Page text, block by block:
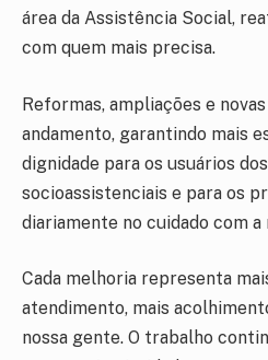
área da Assistência Social,
com quem mais precisa.
Reformas, ampliações e
andamento, garantindo mais
dignidade para os usuários
socioassistenciais e para os
diariamente no cuidado com a
Cada melhoria representa
atendimento, mais
nossa gente. O trabalho